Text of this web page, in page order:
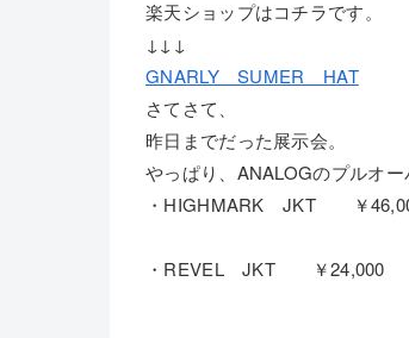
楽天ショップはコチラです。
↓↓↓
GNARLY SUMER HAT
さてさて、
昨日までだった展示会。
やっぱり、ANALOGのプルオー
・HIGHMARK JKT ￥
・REVEL JKT ￥24,000 （